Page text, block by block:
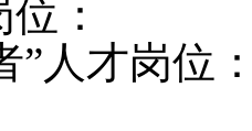
：
”人才岗位